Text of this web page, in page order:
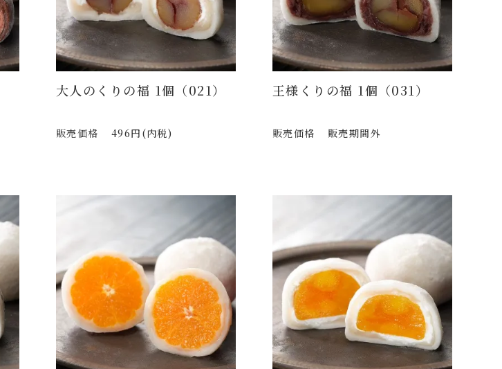
大人のくりの福 1個（021）
販売価格 496円(内税)
王様くりの福 1個（031）
販売価格 販売期間外